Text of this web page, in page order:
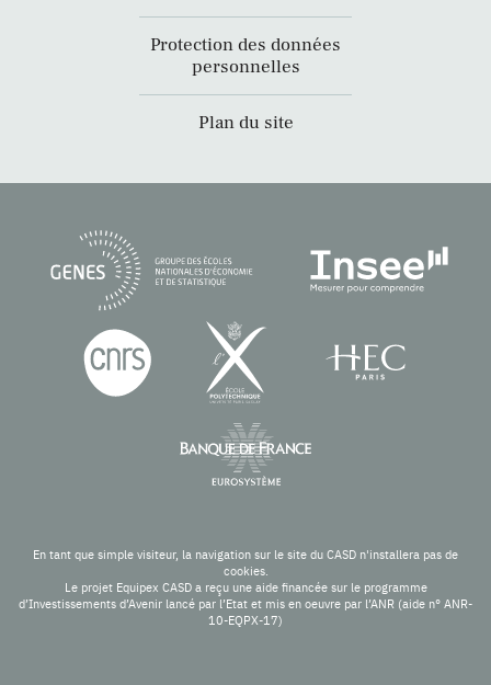
Protection des données
personnelles
Plan du site
En tant que simple visiteur, la navigation sur le site du CASD n'installera pas de
cookies.
Le projet Equipex CASD a reçu une aide financée sur le programme
d’Investissements d’Avenir lancé par l’Etat et mis en oeuvre par l’ANR (aide n° ANR-
10-EQPX-17)